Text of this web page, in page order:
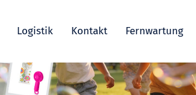
Logistik Kontakt Fernwartung